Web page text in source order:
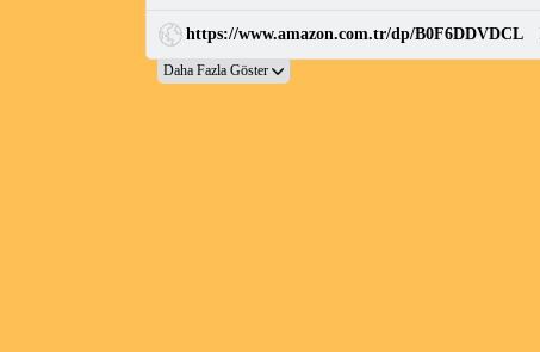
https://www.amazon.com.tr/dp/B0F6DDVDCL